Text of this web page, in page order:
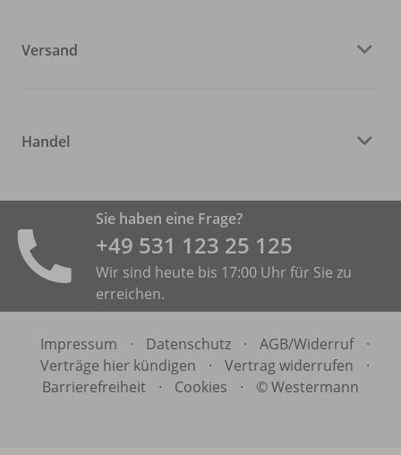
Versand
Handel
Sie haben eine Frage?
+49 531 ­123 25 125
Wir sind heute bis 17:00 Uhr für Sie zu
erreichen.
Impressum · Datenschutz · AGB/Widerruf
·
Verträge hier kündigen
· Vertrag widerrufen
·
Barrierefreiheit
· Cookies · © Westermann